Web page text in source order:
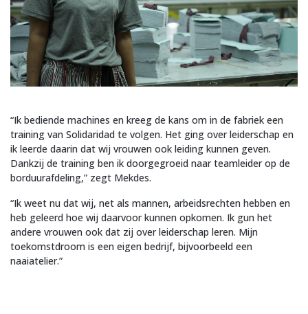
“Ik bediende machines en kreeg de kans om in de fabriek een
training van Solidaridad te volgen. Het ging over leiderschap en
ik leerde daarin dat wij vrouwen ook leiding kunnen geven.
Dankzij de training ben ik doorgegroeid naar teamleider op de
borduurafdeling,” zegt Mekdes.
“Ik weet nu dat wij, net als mannen, arbeidsrechten hebben en
heb geleerd hoe wij daarvoor kunnen opkomen. Ik gun het
andere vrouwen ook dat zij over leiderschap leren. Mijn
toekomstdroom is een eigen bedrijf, bijvoorbeeld een
naaiatelier.”